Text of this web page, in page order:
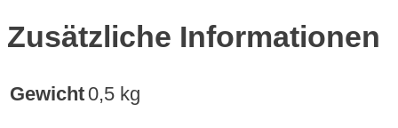
Zusätzliche Informationen
Gewicht0,5 kg